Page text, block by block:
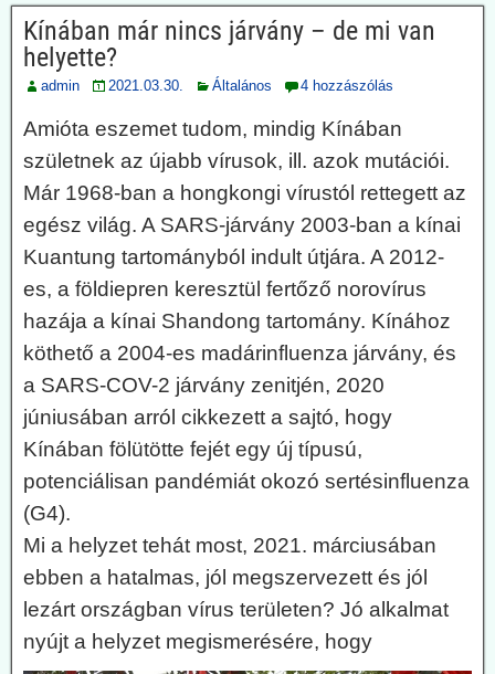
Kínában már nincs járvány – de mi van
helyette?
admin 2021.03.30. Általános 4 hozzászólás
Amióta eszemet tudom, mindig Kínában
születnek az újabb vírusok, ill. azok mutációi.
Már 1968-ban a hongkongi vírustól rettegett az
egész világ. A SARS-járvány 2003-ban a kínai
Kuantung tartományból indult útjára. A 2012-
es, a földiepren keresztül fertőző norovírus
hazája a kínai Shandong tartomány. Kínához
köthető a 2004-es madárinfluenza járvány, és
a SARS-COV-2 járvány zenitjén, 2020
júniusában arról cikkezett a sajtó, hogy
Kínában fölütötte fejét egy új típusú,
potenciálisan pandémiát okozó sertésinfluenza
(G4).
Mi a helyzet tehát most, 2021. márciusában
ebben a hatalmas, jól megszervezett és jól
lezárt országban vírus területen? Jó alkalmat
nyújt a helyzet megismerésére, hogy